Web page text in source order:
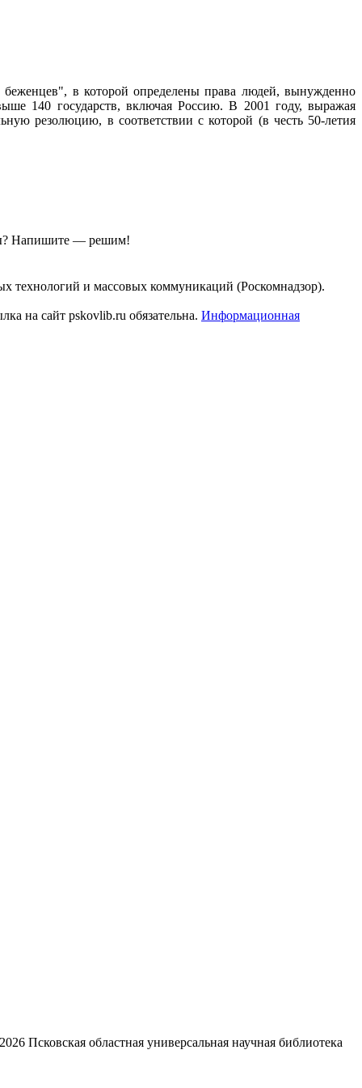
в которой определены права людей, вынужденно
140 государств, включая Россию. В 2001 году, выражая
резолюцию, в соответствии с которой (в честь 50-летия
Напишите — решим!
технологий и массовых коммуникаций (Роскомнадзор).
на сайт pskovlib.ru обязательна. Информационная
2026 Псковская областная универсальная научная библиотека